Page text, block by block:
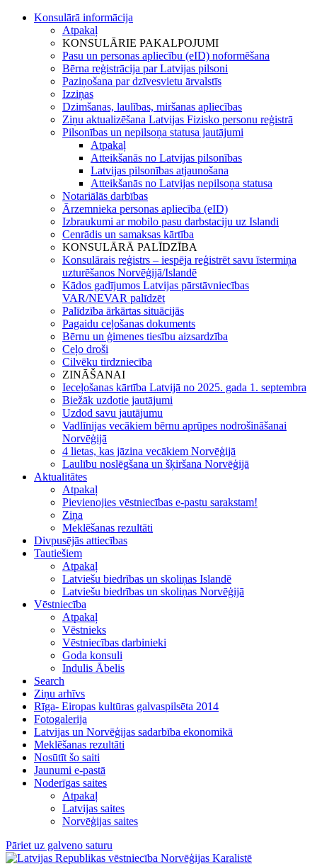
Konsulārā informācija
Atpakaļ
KONSULĀRIE PAKALPOJUMI
Pasu un personas apliecību (eID) noformēšana
Bērna reģistrācija par Latvijas pilsoni
Paziņošana par dzīvesvietu ārvalstīs
Izziņas
Dzimšanas, laulības, miršanas apliecības
Ziņu aktualizēšana Latvijas Fizisko personu reģistrā
Pilsonības un nepilsoņa statusa jautājumi
Atpakaļ
Atteikšanās no Latvijas pilsonības
Latvijas pilsonības atjaunošana
Atteikšanās no Latvijas nepilsoņa statusa
Notariālās darbības
Ārzemnieka personas apliecība (eID)
Izbraukumi ar mobilo pasu darbstaciju uz Islandi
Cenrādis un samaksas kārtība
KONSULĀRĀ PALĪDZĪBA
Konsulārais reģistrs – iespēja reģistrēt savu īstermiņa
uzturēšanos Norvēģijā/Islandē
Kādos gadījumos Latvijas pārstāvniecības
VAR/NEVAR palīdzēt
Palīdzība ārkārtas situācijās
Pagaidu ceļošanas dokuments
Bērnu un ģimenes tiesību aizsardzība
Ceļo droši
Cilvēku tirdzniecība
ZINĀŠANAI
Ieceļošanas kārtība Latvijā no 2025. gada 1. septembra
Biežāk uzdotie jautājumi
Uzdod savu jautājumu
Vadlīnijas vecākiem bērnu aprūpes nodrošināšanai
Norvēģijā
4 lietas, kas jāzina vecākiem Norvēģijā
Laulību noslēgšana un šķiršana Norvēģijā
Aktualitātes
Atpakaļ
Pievienojies vēstniecības e-pastu sarakstam!
Ziņa
Meklēšanas rezultāti
Divpusējās attiecības
Tautiešiem
Atpakaļ
Latviešu biedrības un skoliņas Islandē
Latviešu biedrības un skoliņas Norvēģijā
Vēstniecība
Atpakaļ
Vēstnieks
Vēstniecības darbinieki
Goda konsuli
Indulis Ābelis
Search
Ziņu arhīvs
Rīga- Eiropas kultūras galvaspilsēta 2014
Fotogalerija
Latvijas un Norvēģijas sadarbība ekonomikā
Meklēšanas rezultāti
Nosūtīt šo saiti
Jaunumi e-pastā
Noderīgas saites
Atpakaļ
Latvijas saites
Norvēģijas saites
Pāriet uz galveno saturu